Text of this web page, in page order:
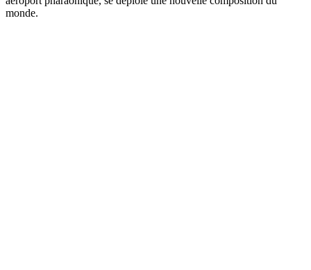
monde.